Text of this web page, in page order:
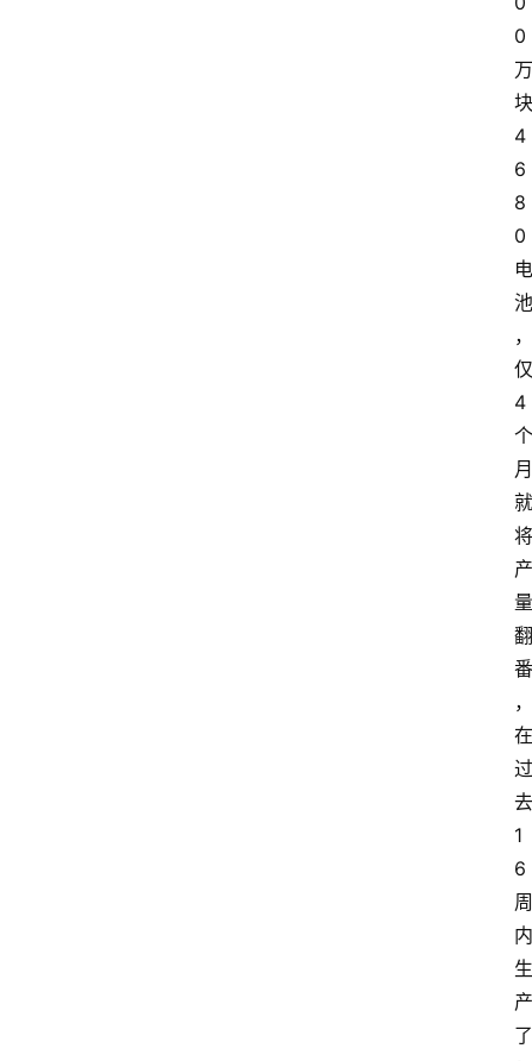
0
万
块
4
6
8
0
电
池
，
仅
4
个
月
就
将
产
量
翻
番
，
在
过
去
1
6
周
内
生
产
了